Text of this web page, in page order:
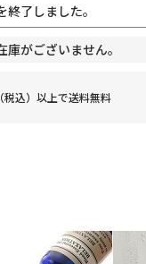
終了しました。
庫がございません。
込）以上で送料無料